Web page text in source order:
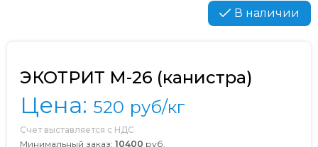
В наличии
ЭКОТРИТ М-26 (канистра)
Цена: 520 руб/кг
Счет выставляется с НДС
Минимальный заказ: 10400 руб.